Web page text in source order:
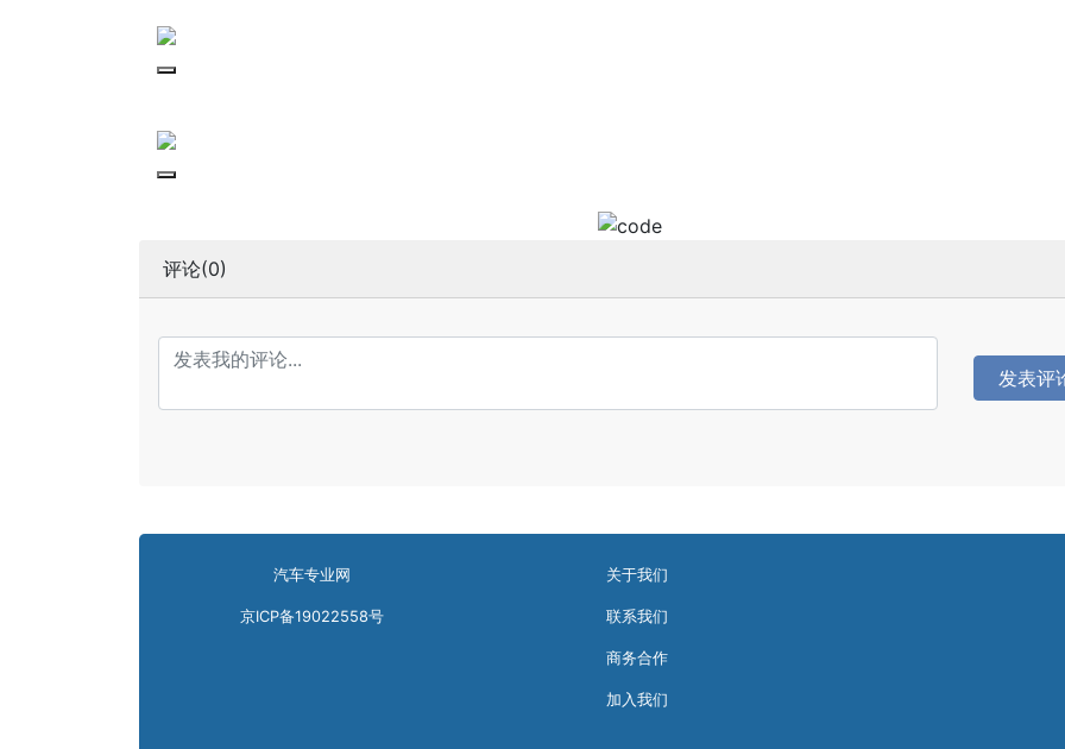
评论(0)
发表评
汽车专业网
京ICP备19022558号
关于我们
联系我们
商务合作
加入我们